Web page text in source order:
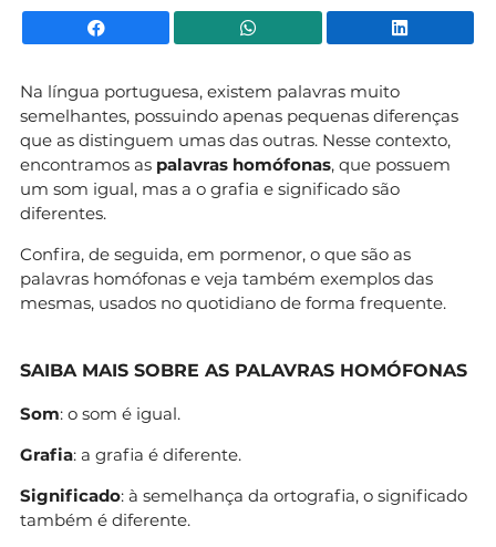
Facebook WhatsApp
Na língua portuguesa, existem palavras muito
semelhantes, possuindo apenas pequenas diferenças
que as distinguem umas das outras. Nesse contexto,
encontramos as palavras homófonas, que possuem
um som igual, mas a o grafia e significado são
diferentes.
Confira, de seguida, em pormenor, o que são as
palavras homófonas e veja também exemplos das
mesmas, usados no quotidiano de forma frequente.
SAIBA MAIS SOBRE AS PALAVRAS HOMÓFONAS
Som: o som é igual.
Grafia: a grafia é diferente.
Significado: à semelhança da ortografia, o significado
também é diferente.